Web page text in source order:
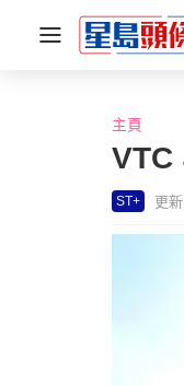
主頁
VTC
ST+ 更